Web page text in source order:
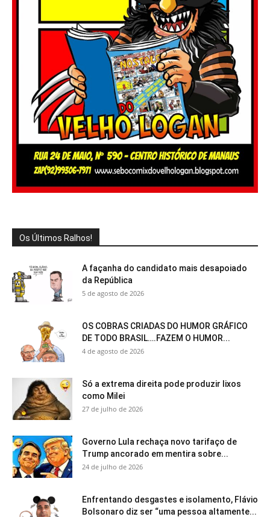
Os Últimos Ralhos!
A façanha do candidato mais desapoiado
da República
5 de agosto de 2026
OS COBRAS CRIADAS DO HUMOR GRÁFICO
DE TODO BRASIL….FAZEM O HUMOR...
4 de agosto de 2026
Só a extrema direita pode produzir lixos
como Milei
27 de julho de 2026
Governo Lula rechaça novo tarifaço de
Trump ancorado em mentira sobre...
24 de julho de 2026
Enfrentando desgastes e isolamento, Flávio
Bolsonaro diz ser “uma pessoa altamente...